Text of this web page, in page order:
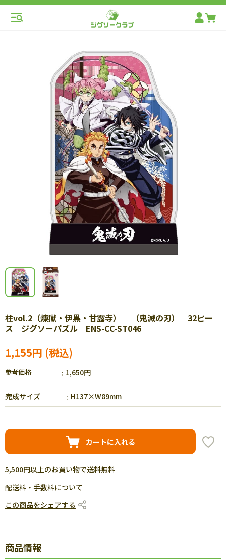
柱vol.2（煉獄・伊黒・甘露寺） （鬼滅の刃） 32ピー
ス ジグソーパズル ENS-CC-ST046
1,155円
参考価格 1,650円
完成サイズ H137×W89mm
カートに入れる
5,500円以上のお買い物で送料無料
配送料・手数料について
この商品をシェアする
商品情報